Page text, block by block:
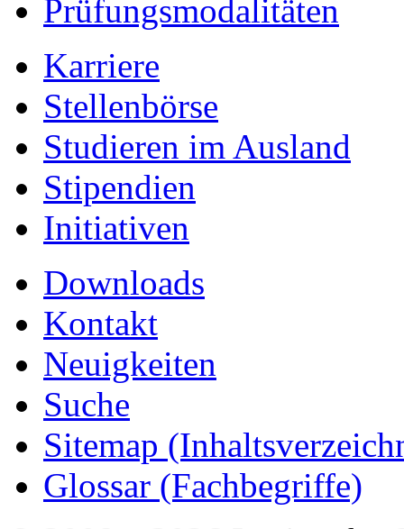
Prüfungsmodalitäten
Karriere
Stellenbörse
Studieren im Ausland
Stipendien
Initiativen
Downloads
Kontakt
Neuigkeiten
Suche
Sitemap
Glossar (Fachbegriffe)